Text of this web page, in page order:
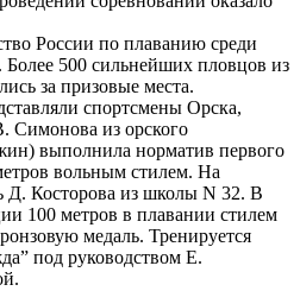
России по плаванию среди
Более 500 сильнейших пловцов из
за призовые места.
спортсмены Орска,
Симонова из орского
выполнила норматив первого
вольным стилем. На
Д. Косторова из школы N 32. В
100 метров в плавании стилем
медаль. Тренируется
под руководством Е.